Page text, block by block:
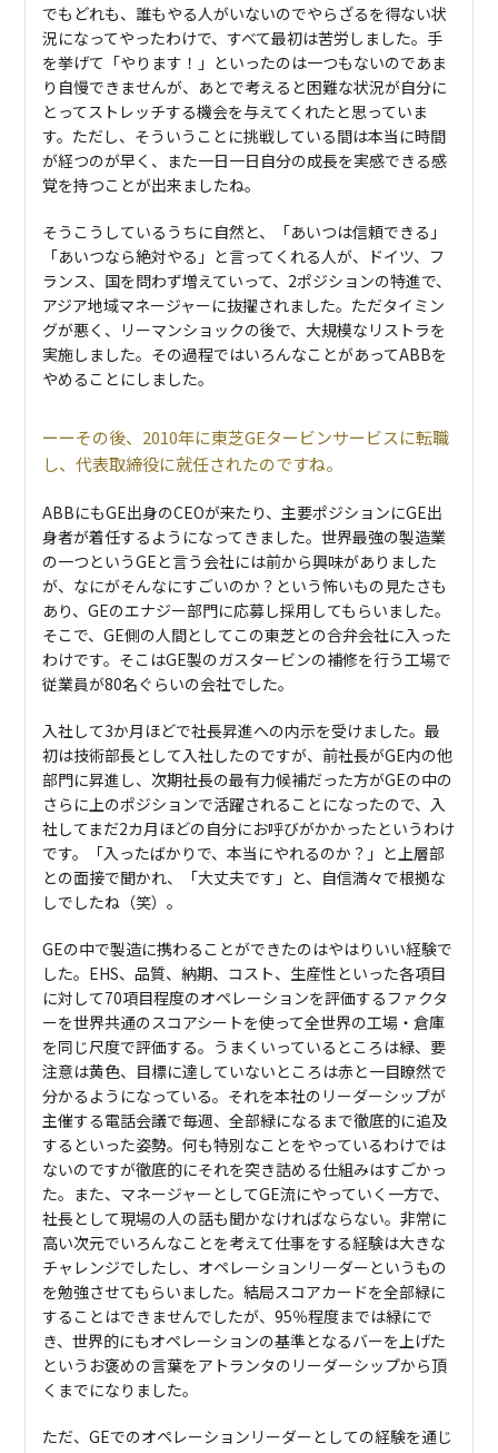
でもどれも、誰もやる人がいないのでやらざるを得ない状
況になってやったわけで、すべて最初は苦労しました。手
を挙げて「やります！」といったのは一つもないのであま
り自慢できませんが、あとで考えると困難な状況が自分に
とってストレッチする機会を与えてくれたと思っていま
す。ただし、そういうことに挑戦している間は本当に時間
が経つのが早く、また一日一日自分の成長を実感できる感
覚を持つことが出来ましたね。
そうこうしているうちに自然と、「あいつは信頼できる」
「あいつなら絶対やる」と言ってくれる人が、ドイツ、フ
ランス、国を問わず増えていって、2ポジションの特進で、
アジア地域マネージャーに抜擢されました。ただタイミン
グが悪く、リーマンショックの後で、大規模なリストラを
実施しました。その過程ではいろんなことがあってABBを
やめることにしました。
その後、2010年に東芝GEタービンサービスに転職
し、代表取締役に就任されたのですね。
ABBにもGE出身のCEOが来たり、主要ポジションにGE出
身者が着任するようになってきました。世界最強の製造業
の一つというGEと言う会社には前から興味がありました
が、なにがそんなにすごいのか？という怖いもの見たさも
あり、GEのエナジー部門に応募し採用してもらいました。
そこで、GE側の人間としてこの東芝との合弁会社に入った
わけです。そこはGE製のガスタービンの補修を行う工場で
従業員が80名ぐらいの会社でした。
入社して3か月ほどで社長昇進への内示を受けました。最
初は技術部長として入社したのですが、前社長がGE内の他
部門に昇進し、次期社長の最有力候補だった方がGEの中の
さらに上のポジションで活躍されることになったので、入
社してまだ2カ月ほどの自分にお呼びがかかったというわけ
です。「入ったばかりで、本当にやれるのか？」と上層部
との面接で聞かれ、「大丈夫です」と、自信満々で根拠な
しでしたね（笑）。
GEの中で製造に携わることができたのはやはりいい経験で
した。EHS、品質、納期、コスト、生産性といった各項目
に対して70項目程度のオペレーションを評価するファクタ
ーを世界共通のスコアシートを使って全世界の工場・倉庫
を同じ尺度で評価する。うまくいっているところは緑、要
注意は黄色、目標に達していないところは赤と一目瞭然で
分かるようになっている。それを本社のリーダーシップが
主催する電話会議で毎週、全部緑になるまで徹底的に追及
するといった姿勢。何も特別なことをやっているわけでは
ないのですが徹底的にそれを突き詰める仕組みはすごかっ
た。また、マネージャーとしてGE流にやっていく一方で、
社長として現場の人の話も聞かなければならない。非常に
高い次元でいろんなことを考えて仕事をする経験は大きな
チャレンジでしたし、オペレーションリーダーというもの
を勉強させてもらいました。結局スコアカードを全部緑に
することはできませんでしたが、95％程度までは緑にで
き、世界的にもオペレーションの基準となるバーを上げた
というお褒めの言葉をアトランタのリーダーシップから頂
くまでになりました。
ただ、GEでのオペレーションリーダーとしての経験を通じ